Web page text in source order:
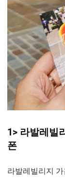
1> 라발레빌
폰
라발레빌리지